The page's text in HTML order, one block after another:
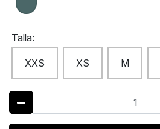
Talla:
XXS XS M